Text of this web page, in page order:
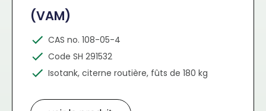
(VAM)
CAS no. 108-05-4
Code SH 291532
Isotank, citerne routière, fûts de 180 kg